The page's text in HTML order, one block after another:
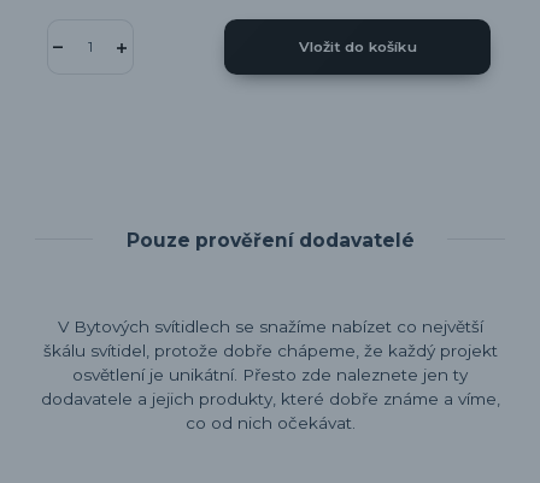
Vložit do košíku
Pouze prověření dodavatelé
V Bytových svítidlech se snažíme nabízet co největší
škálu svítidel, protože dobře chápeme, že každý projekt
osvětlení je unikátní. Přesto zde naleznete jen ty
dodavatele a jejich produkty, které dobře známe a víme,
co od nich očekávat.